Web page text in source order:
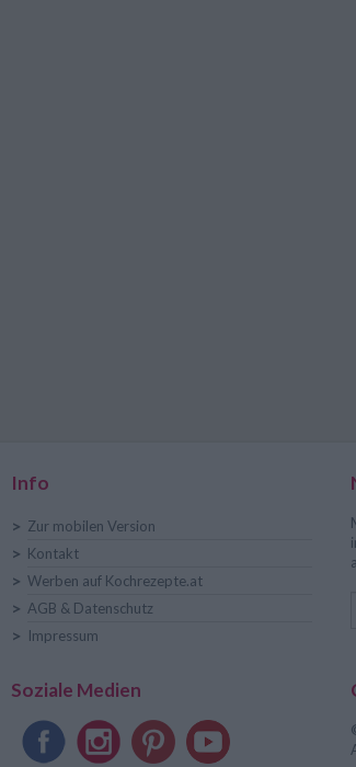
Info
> Zur mobilen Version
> Kontakt
> Werben auf Kochrezepte.at
> AGB & Datenschutz
> Impressum
Soziale Medien